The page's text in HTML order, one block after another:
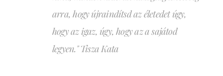
arra, hogy újraindítsd az életedet úgy,
hogy az igaz, úgy, hogy az a sajátod
legyen." Tisza Kata